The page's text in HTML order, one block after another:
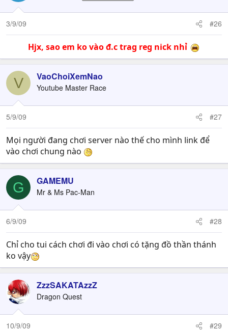
3/9/09 #26
Hjx, sao em ko vào đ.c trag reg nick nhỉ
V VaoChoiXemNao
Youtube Master Race
5/9/09 #27
Mọi người đang chơi server nào thế cho mình link để
vào chơi chung nào
G GAMEMU
Mr & Ms Pac-Man
6/9/09 #28
Chỉ cho tui cách chơi đi vào chơi có tặng đồ thần thánh
ko vậy
ZzzSAKATAzzZ
Dragon Quest
10/9/09 #29